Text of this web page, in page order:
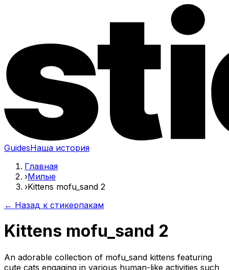
GuidesНаша история
Главная
›Милые
›Kittens mofu_sand 2
← Назад к стикерпакам
Kittens mofu_sand 2
An adorable collection of mofu_sand kittens featuring
cute cats engaging in various human-like activities such